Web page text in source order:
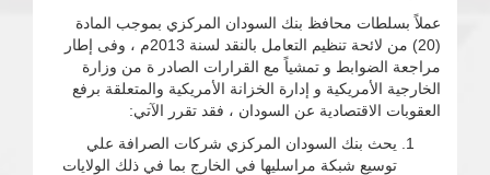
عملاً بسلطات محافظ بنك السودان المركزي بموجب المادة
(20) من لائحة تنظيم التعامل بالنقد لسنة 2013م ، وفى إطار
مراجعة الضوابط و تمشياً مع القرارات الصادر ة من وزارة
الخارجية الأمريكية و إدارة الخزانة الأمريكية والمتعلقة برفع
العقوبات الاقتصادية عن السودان ، فقد تقرر الآتي:
يحث بنك السودان المركزي شركات الصرافة علي
توسيع شبكة مراسليها في الخارج بما في ذلك الولايات